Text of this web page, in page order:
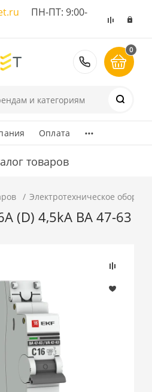
ПН-ПТ: 9:00-
8 (495)
0
Оплата ...
товаров
Электротехническое
(D) 4,5kA ВА 47-63